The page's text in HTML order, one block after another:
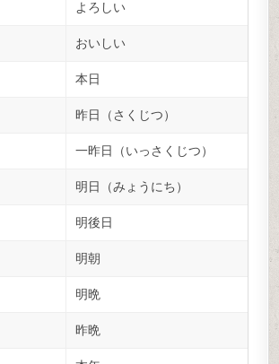
よろしい
おいしい
本日
昨日（さくじつ）
一昨日（いっさくじつ）
明日（みょうにち）
明後日
明朝
明晩
昨晩